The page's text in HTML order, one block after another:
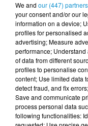
LES PETITES
Les Petites Annonces
We and our (447) partners
your consent and/or our
information on a device;
profiles for personalised
advertising; Measure
performance;
of data from different
profiles to personalise
content; Use limited data
detect fraud, and fix
Save and communicate
process personal data
following functionalities: